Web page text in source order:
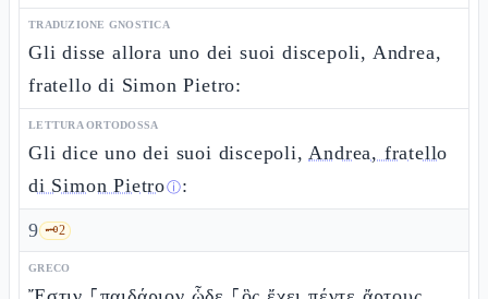
TRADUZIONE GNOSTICA
Gli disse allora uno dei suoi discepoli, Andrea,
fratello di Simon Pietro:
LETTURA ORTODOSSA
Gli dice uno dei suoi discepoli,Andrea, fratello
di Simon Pietroⓘ:
9 🗝️2
GRECO